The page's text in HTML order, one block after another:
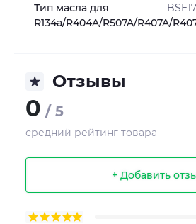
Тип масла для
R134a/R404A/R507A/R407A/
Отзывы
0 / 5
средний рейтинг товара
+ Добавить